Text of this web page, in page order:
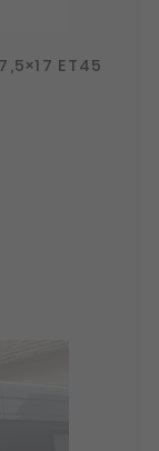
ET45